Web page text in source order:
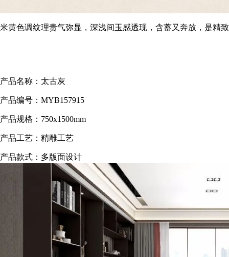
米黄色调纹理贵气弥显，深浅间玉感透现，含蓄又奔放，是精
产品名称：太古灰
产品编号：MYB157915
产品规格：750x1500mm
产品工艺：精雕工艺
产品款式：多版面设计